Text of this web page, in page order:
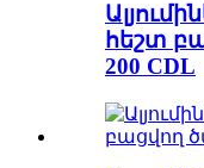
հեշտ
200 CDL